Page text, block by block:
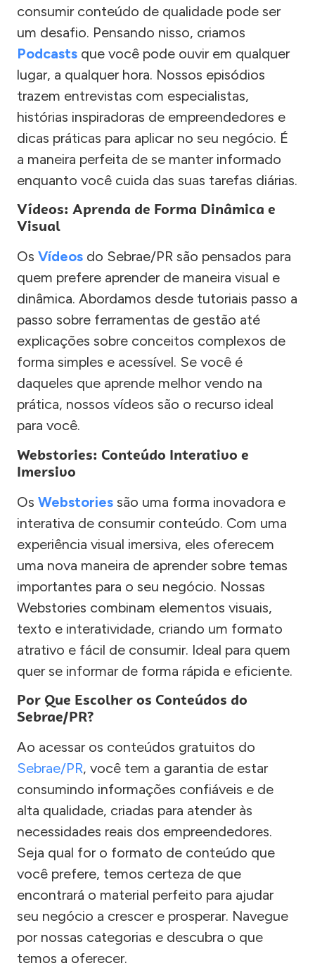
consumir conteúdo de qualidade pode ser
um desafio. Pensando nisso, criamos
Podcasts que você pode ouvir em qualquer
lugar, a qualquer hora. Nossos episódios
trazem entrevistas com especialistas,
histórias inspiradoras de empreendedores e
dicas práticas para aplicar no seu negócio. É
a maneira perfeita de se manter informado
enquanto você cuida das suas tarefas diárias.
Vídeos: Aprenda de Forma Dinâmica e
Visual
Os Vídeos do Sebrae/PR são pensados para
quem prefere aprender de maneira visual e
dinâmica. Abordamos desde tutoriais passo a
passo sobre ferramentas de gestão até
explicações sobre conceitos complexos de
forma simples e acessível. Se você é
daqueles que aprende melhor vendo na
prática, nossos vídeos são o recurso ideal
para você.
Webstories: Conteúdo Interativo e
Imersivo
Os Webstories são uma forma inovadora e
interativa de consumir conteúdo. Com uma
experiência visual imersiva, eles oferecem
uma nova maneira de aprender sobre temas
importantes para o seu negócio. Nossas
Webstories combinam elementos visuais,
texto e interatividade, criando um formato
atrativo e fácil de consumir. Ideal para quem
quer se informar de forma rápida e eficiente.
Por Que Escolher os Conteúdos do
Sebrae/PR?
Ao acessar os conteúdos gratuitos do
Sebrae/PR, você tem a garantia de estar
consumindo informações confiáveis e de
alta qualidade, criadas para atender às
necessidades reais dos empreendedores.
Seja qual for o formato de conteúdo que
você prefere, temos certeza de que
encontrará o material perfeito para ajudar
seu negócio a crescer e prosperar. Navegue
por nossas categorias e descubra o que
temos a oferecer.